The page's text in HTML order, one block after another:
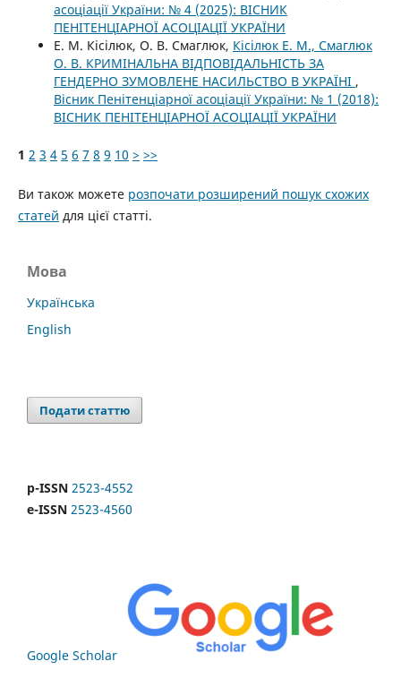
асоціації України: № 4 (2025): ВІСНИК
ПЕНІТЕНЦІАРНОЇ АСОЦІАЦІЇ УКРАЇНИ
Е. М. Кісілюк, О. В. Смаглюк, Кісілюк Е. М., Смаглюк
О. В. КРИМІНАЛЬНА ВІДПОВІДАЛЬНІСТЬ ЗА
ГЕНДЕРНО ЗУМОВЛЕНЕ НАСИЛЬСТВО В УКРАЇНІ ,
Вісник Пенітенціарної асоціації України: № 1 (2018):
ВІСНИК ПЕНІТЕНЦІАРНОЇ АСОЦІАЦІЇ УКРАЇНИ
1 2 3 4 5 6 7 8 9 10 > >>
Ви також можете розпочати розширений пошук схожих
статей для цієї статті.
Мова
Українська
English
Подати статтю
p-ISSN 2523-4552
e-ISSN 2523-4560
Google Scholar